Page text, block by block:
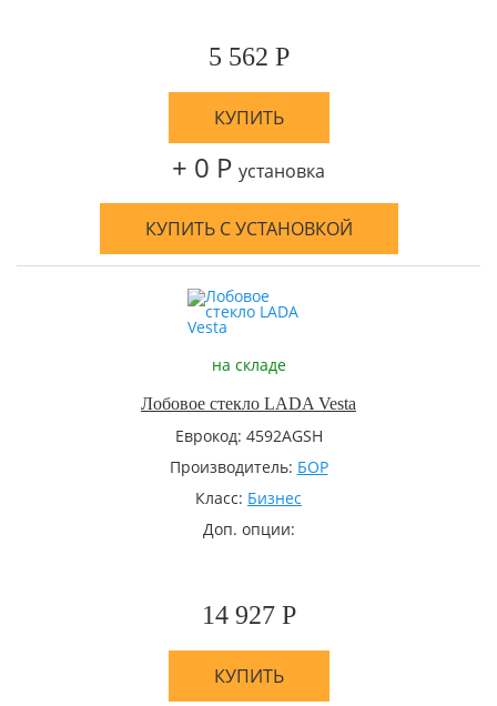
5 562 Р
КУПИТЬ
+ 0 Р установка
КУПИТЬ С УСТАНОВКОЙ
на складе
Лобовое стекло LADA Vesta
Еврокод: 4592AGSH
Производитель: БОР
Класс: Бизнес
Доп. опции:
14 927 Р
КУПИТЬ